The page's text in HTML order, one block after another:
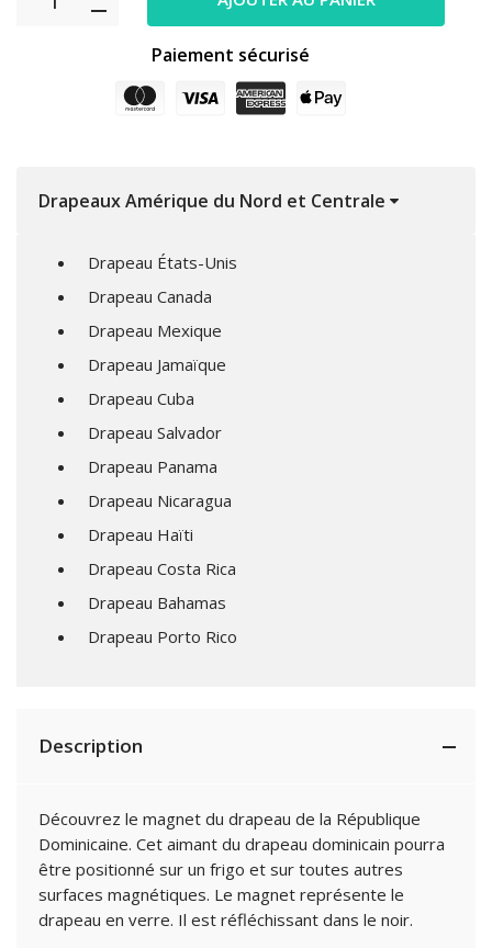
Paiement sécurisé
Drapeaux Amérique du Nord et Centrale
Drapeau États-Unis
Drapeau Canada
Drapeau Mexique
Drapeau Jamaïque
Drapeau Cuba
Drapeau Salvador
Drapeau Panama
Drapeau Nicaragua
Drapeau Haïti
Drapeau Costa Rica
Drapeau Bahamas
Drapeau Porto Rico
Description
Découvrez le magnet du drapeau de la République
Dominicaine. Cet aimant du drapeau dominicain pourra
être positionné sur un frigo et sur toutes autres
surfaces magnétiques. Le magnet représente le
drapeau en verre. Il est réfléchissant dans le noir.